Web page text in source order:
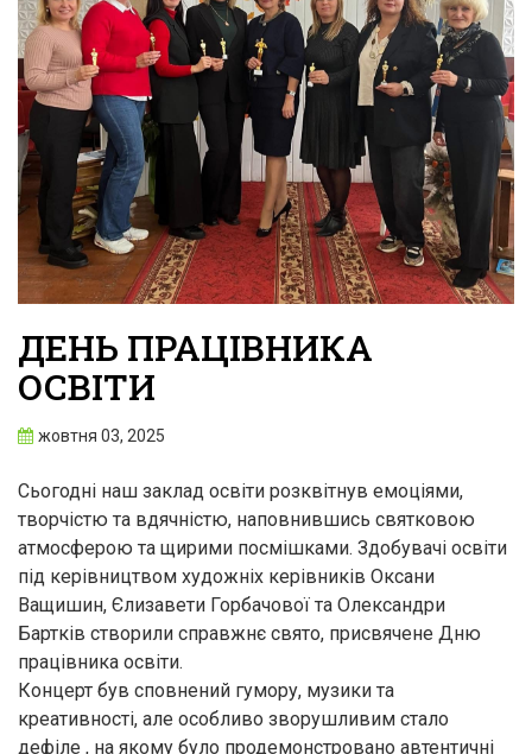
ДЕНЬ ПРАЦІВНИКА
ОСВІТИ
жовтня 03, 2025
Сьогодні наш заклад освіти розквітнув емоціями,
творчістю та вдячністю, наповнившись святковою
атмосферою та щирими посмішками. Здобувачі освіти
під керівництвом художніх керівників Оксани
Ващишин, Єлизавети Горбачової та Олександри
Бартків створили справжнє свято, присвячене Дню
працівника освіти.
Концерт був сповнений гумору, музики та
креативності, але особливо зворушливим стало
дефіле , на якому було продемонстровано автентичні